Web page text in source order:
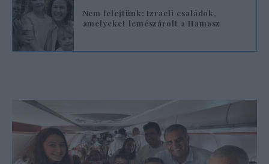
Nem felejtünk: Izraeli családok,
amelyeket lemészárolt a Hamasz